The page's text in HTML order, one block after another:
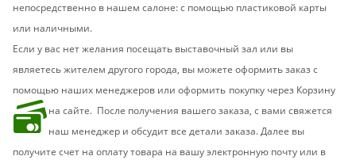
непосредственно в нашем салоне: с помощью пластиковой карты
или наличными.
Если у вас нет желания посещать выставочный зал или вы
являетесь жителем другого города, вы можете оформить заказ с
помощью наших менеджеров или оформить покупку через Корзину
на сайте. После получения вашего заказа, с вами свяжется
наш менеджер и обсудит все детали заказа. Далее вы
получите счет на оплату товара на вашу электронную почту или в